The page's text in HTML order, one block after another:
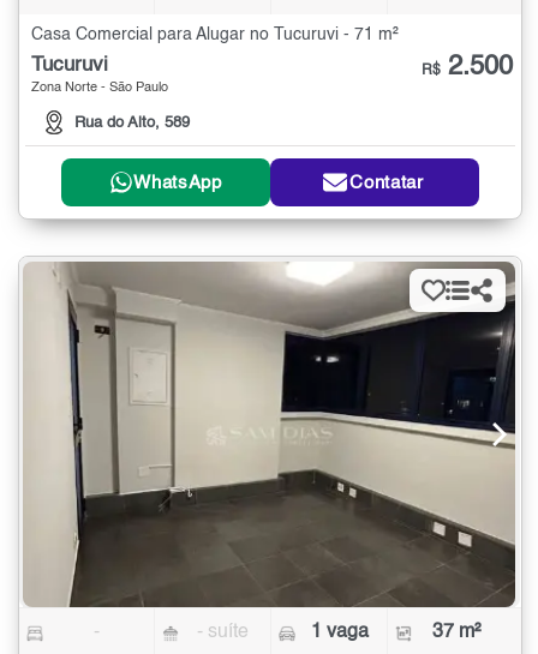
Casa Comercial para Alugar no Tucuruvi - 71 m²
Tucuruvi
Zona Norte - São Paulo
Rua do Alto, 589
R$ 2.500
WhatsApp Contatar
- - suíte 1 vaga 37 m²